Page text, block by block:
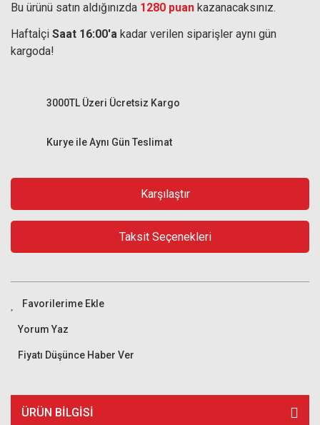
Bu ürünü satın aldığınızda 1280 puan kazanacaksınız.
Haftaİçi Saat 16:00'a kadar verilen siparişler aynı gün
kargoda!
Kurye ile Aynı Gün Teslimat
3000TL Üzeri Ücretsiz Kargo
Karşılaştır
Taksit Seçenekleri
Yorum Yaz
Fiyatı Düşünce Haber Ver
ÜRÜN BILGISI